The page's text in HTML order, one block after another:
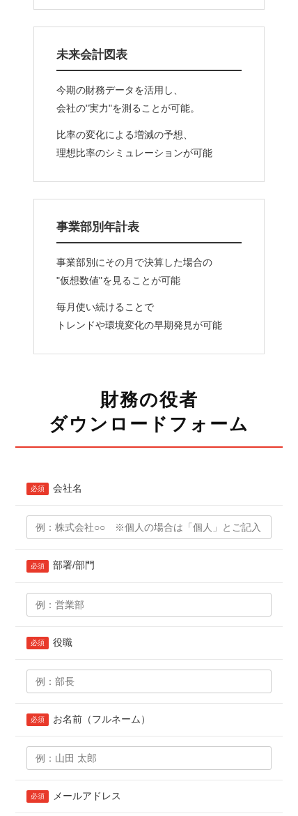
未来会計図表
今期の財務データを活用し、
会社の"実力"を測ることが可能。
比率の変化による増減の予想、
理想比率のシミュレーションが可能
事業部別年計表
事業部別にその月で決算した場合の
"仮想数値"を見ることが可能
毎月使い続けることで
トレンドや環境変化の早期発見が可能
財務の役者
ダウンロードフォーム
必須 会社名
必須 部署/部門
必須 役職
必須 お名前（フルネーム）
必須 メールアドレス